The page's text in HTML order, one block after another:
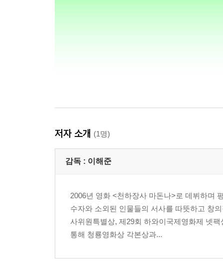
저자 소개 (1명)
감독 : 이해준
2006년 영화 <천하장사 마돈나>로 데뷔하며
수자와 소외된 인물들의 서사를 따뜻하고 창
사위원특별상, 제29회 하와이국제영화제 넷
통해 청룡영화상 각본상과...